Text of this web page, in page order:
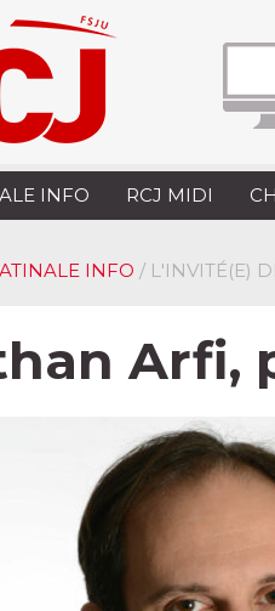
INFO RCJ MIDI
INFO / L'INVITÉ(E)
Arfi,